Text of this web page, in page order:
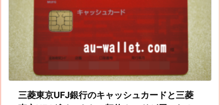
三菱東京UFJ銀行のキャッシュカードと三菱